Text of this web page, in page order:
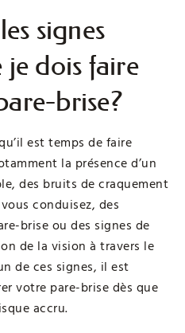
signes
dois faire
brise?
est temps de faire
la présence d’un
des bruits de craquement
conduisez, des
brise ou des signes de
de la vision à travers le
de ces signes, il est
votre pare-brise dès que
accru.